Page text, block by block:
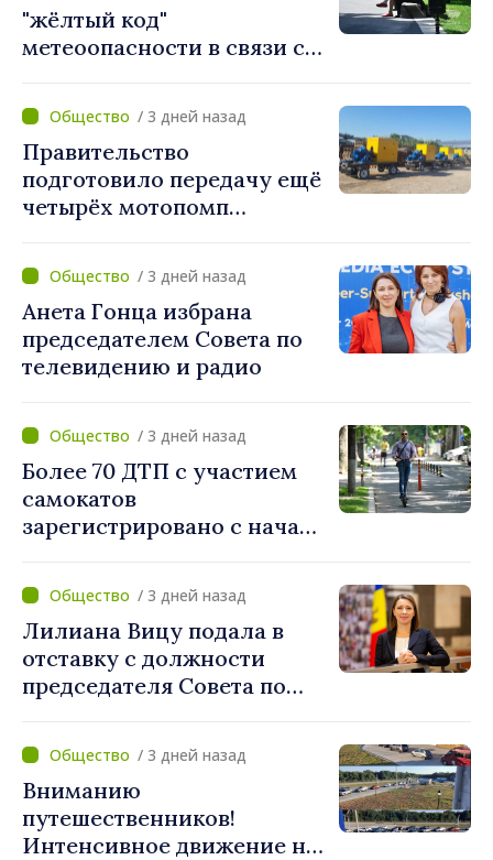
"жёлтый код"
метеоопасности в связи с
поднимется до 36°C
/ 3 дней назад
Правительство
подготовило передачу ещё
четырёх мотопомп
предприятию «Apă Canal»
/ 3 дней назад
Анета Гонца избрана
председателем Совета по
телевидению и радио
/ 3 дней назад
Более 70 ДТП с участием
самокатов
зарегистрировано с начала
водителей соблюдать
правила дорожного
движения
/ 3 дней назад
Лилиана Вицу подала в
отставку с должности
председателя Совета по
/ 3 дней назад
Вниманию
путешественников!
Интенсивное движение на